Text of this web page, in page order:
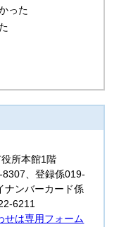
った
所本館1階
、登録係019-
ナンバーカード係
6211
は専用フォーム